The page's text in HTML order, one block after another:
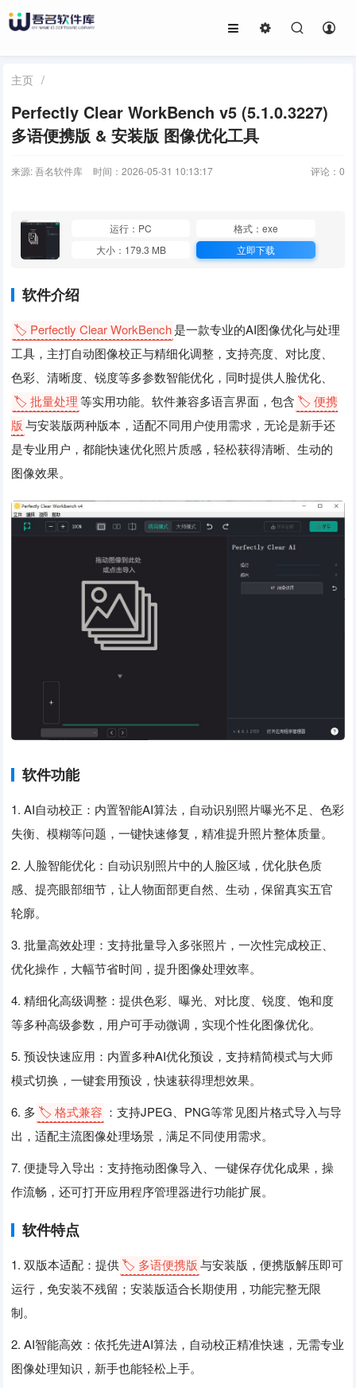
主页 /
Perfectly Clear WorkBench v5 (5.1.0.3227)
多语便携版 & 安装版 图像优化工具
来源: 吾名软件库 时间：2026-05-31 10:13:17 评论： 0
运行：PC
格式：exe
大小：179.3 MB
立即下载
软件介绍
🏷️ Perfectly Clear WorkBench是一款专业的AI图像优化与处理
工具，主打自动图像校正与精细化调整，支持亮度、对比度、
色彩、清晰度、锐度等多参数智能优化，同时提供人脸优化、
🏷️ 批量处理 等实用功能。软件兼容多语言界面，包含 🏷️ 便携
版 与安装版两种版本，适配不同用户使用需求，无论是新手还
是专业用户，都能快速优化照片质感，轻松获得清晰、生动的
图像效果。
软件功能
1. AI自动校正：内置智能AI算法，自动识别照片曝光不足、色彩
失衡、模糊等问题，一键快速修复，精准提升照片整体质量。
2. 人脸智能优化：自动识别照片中的人脸区域，优化肤色质
感、提亮眼部细节，让人物面部更自然、生动，保留真实五官
轮廓。
3. 批量高效处理：支持批量导入多张照片，一次性完成校正、
优化操作，大幅节省时间，提升图像处理效率。
4. 精细化高级调整：提供色彩、曝光、对比度、锐度、饱和度
等多种高级参数，用户可手动微调，实现个性化图像优化。
5. 预设快速应用：内置多种AI优化预设，支持精简模式与大师
模式切换，一键套用预设，快速获得理想效果。
6. 多 🏷️ 格式兼容 ：支持JPEG、PNG等常见图片格式导入与导
出，适配主流图像处理场景，满足不同使用需求。
7. 便捷导入导出：支持拖动图像导入、一键保存优化成果，操
作流畅，还可打开应用程序管理器进行功能扩展。
软件特点
1. 双版本适配：提供🏷️ 多语便携版 与安装版，便携版解压即可
运行，免安装不残留；安装版适合长期使用，功能完整无限
制。
2. AI智能高效：依托先进AI算法，自动校正精准快速，无需专业
图像处理知识，新手也能轻松上手。